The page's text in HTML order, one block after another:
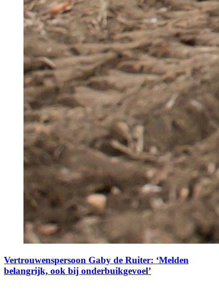
Vertrouwenspersoon Gaby de Ruiter: ‘Melden
belangrijk, ook bij onderbuikgevoel’